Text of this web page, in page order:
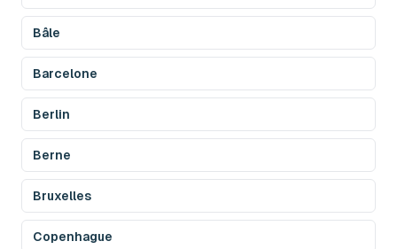
Bâle
Barcelone
Berlin
Berne
Bruxelles
Copenhague